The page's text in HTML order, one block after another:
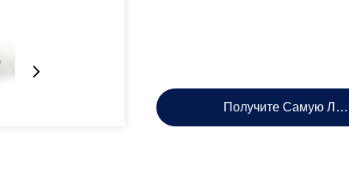
Получите Самую